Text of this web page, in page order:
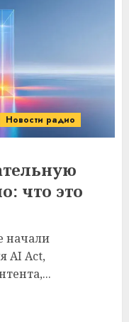
Новости радио
что это
начали
AI Act,